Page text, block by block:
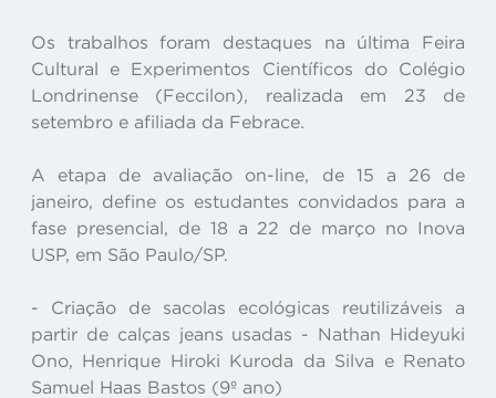
Os trabalhos foram destaques na última Feira
Cultural e Experimentos Científicos do Colégio
Londrinense (Feccilon), realizada em 23 de
setembro e afiliada da Febrace.
A etapa de avaliação on-line, de 15 a 26 de
janeiro, define os estudantes convidados para a
fase presencial, de 18 a 22 de março no Inova
USP, em São Paulo/SP.
- Criação de sacolas ecológicas reutilizáveis a
partir de calças jeans usadas - Nathan Hideyuki
Ono, Henrique Hiroki Kuroda da Silva e Renato
Samuel Haas Bastos (9º ano)